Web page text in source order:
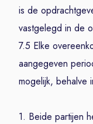
is de
vastgelegd in de
7.5 Elke
aangegeven
mogelijk, behalve
1. Beide partijen